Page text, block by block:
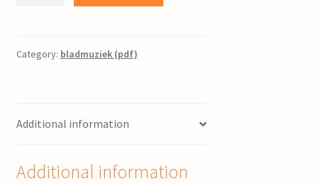
Visser
Category: bladmuziek (pdf)
Additional information
Additional information